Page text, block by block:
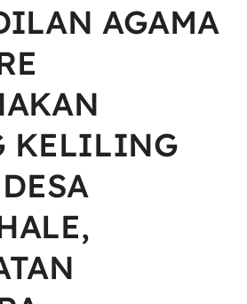
AGAMA
KELILING